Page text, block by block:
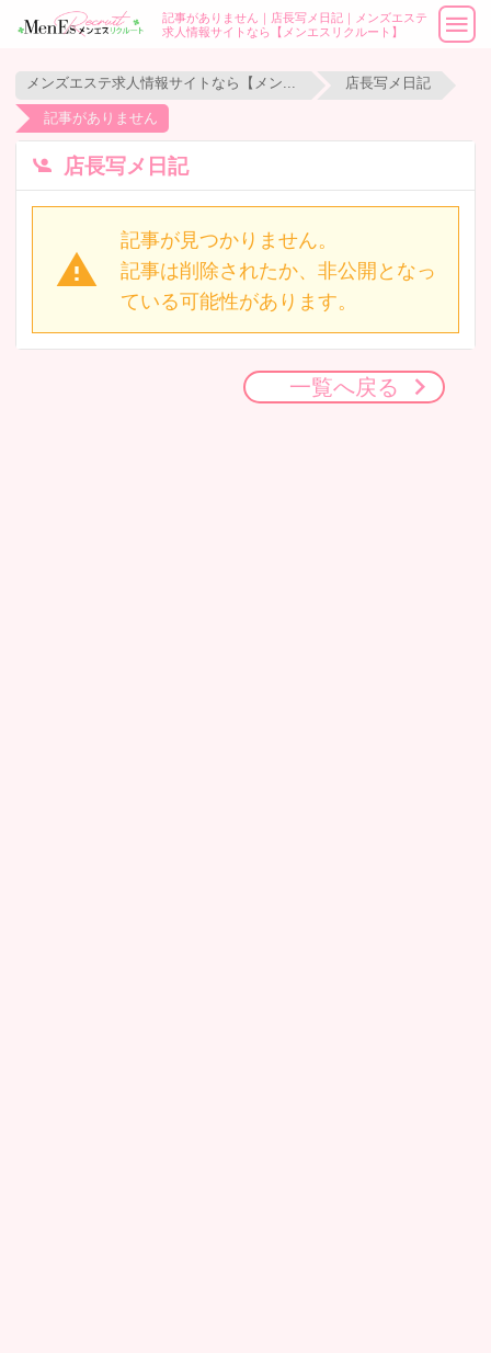
記事がありません｜店長写メ日記｜メンズエステ
求人情報サイトなら【メンエスリクルート】
店長写メ日記
記事がありません
店長写メ日記
記事が見つかりません。
記事は削除されたか、非公開となっ
ている可能性があります。
一覧へ戻る